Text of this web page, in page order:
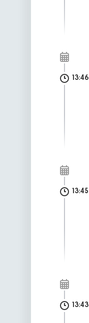
13:46
13:45
13:43